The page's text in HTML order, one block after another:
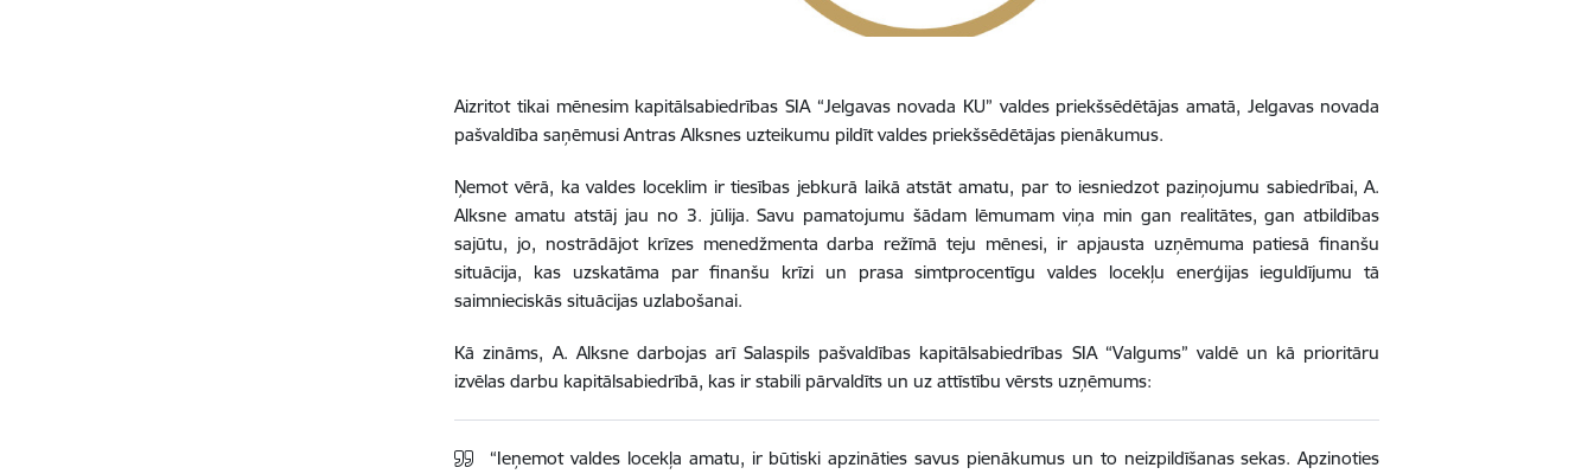
Aizritot tikai mēnesim kapitālsabiedrības SIA “Jelgavas novada KU” valdes priekšsēdētājas amatā, Jelgavas novada
pašvaldība saņēmusi Antras Alksnes uzteikumu pildīt valdes priekšsēdētājas pienākumus.
Ņemot vērā, ka valdes loceklim ir tiesības jebkurā laikā atstāt amatu, par to iesniedzot paziņojumu sabiedrībai, A.
Alksne amatu atstāj jau no 3. jūlija. Savu pamatojumu šādam lēmumam viņa min gan realitātes, gan atbildības
sajūtu, jo, nostrādājot krīzes menedžmenta darba režīmā teju mēnesi, ir apjausta uzņēmuma patiesā finanšu
situācija, kas uzskatāma par finanšu krīzi un prasa simtprocentīgu valdes locekļu enerģijas ieguldījumu tā
saimnieciskās situācijas uzlabošanai.
Kā zināms, A. Alksne darbojas arī Salaspils pašvaldības kapitālsabiedrības SIA “Valgums” valdē un kā prioritāru
izvēlas darbu kapitālsabiedrībā, kas ir stabili pārvaldīts un uz attīstību vērsts uzņēmums:
“Ieņemot valdes locekļa amatu, ir būtiski apzināties savus pienākumus un to neizpildīšanas sekas. Apzinoties